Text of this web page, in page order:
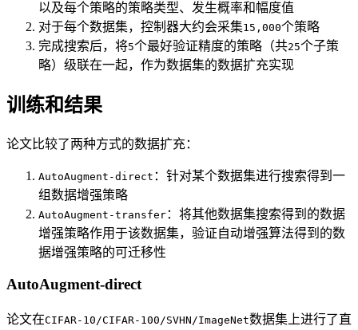
以及每个策略的策略类型、发生概率和幅度值
对于每个数据集，控制器大约会采集15,000个策略
完成搜索后，将5个最好验证精度的策略（共25个子策
略）级联在一起，作为数据集的数据扩充实现
训练和结果
论文比较了两种方式的数据扩充：
AutoAugment-direct ：针对某个数据集进行搜索得到一
组数据增强策略
AutoAugment-transfer ：将其他数据集搜索得到的数据
增强策略作用于该数据集，验证自动增强算法得到的数
据增强策略的可迁移性
AutoAugment-direct
论文在CIFAR-10/CIFAR-100/SVHN/ImageNet数据集上进行了直